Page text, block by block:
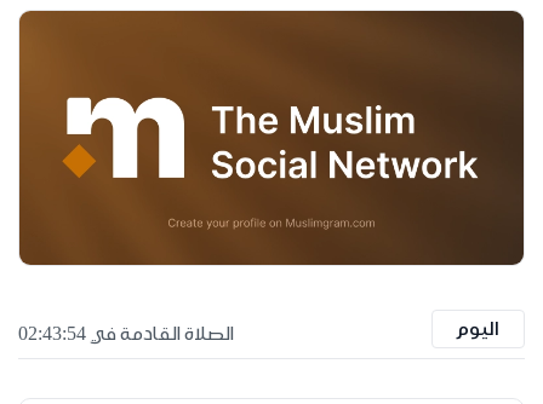
اليوم الصلاة القادمة في 02:43:54